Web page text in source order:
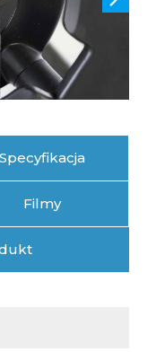
Specyfikacja
Filmy